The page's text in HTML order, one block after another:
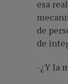
esa
de
de
-¿Y la